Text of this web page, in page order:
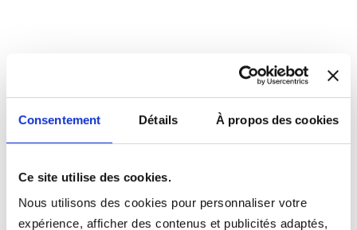
Consentement Détails À propos des cookies
Ce site utilise des cookies.
Nous utilisons des cookies pour personnaliser votre
expérience, afficher des contenus et publicités adaptés,